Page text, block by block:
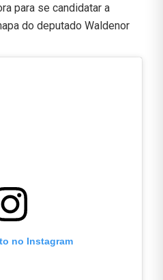
para se candidatar a
do deputado Waldenor
no Instagram